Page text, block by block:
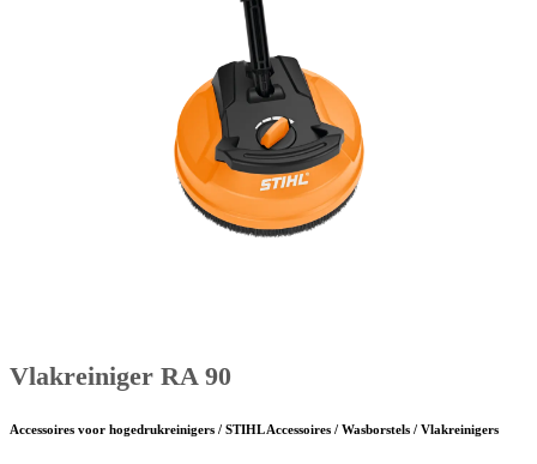
Vlakreiniger RA 90
Accessoires voor hogedrukreinigers / STIHL Accessoires / Wasborstels / Vlakreinigers